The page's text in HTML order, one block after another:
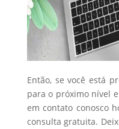
Então, se você está
para o próximo nível
em contato conosco
consulta gratuita.